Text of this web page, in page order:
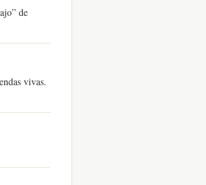
de
vivas.